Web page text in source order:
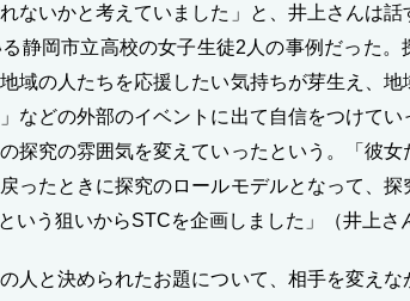
ないかと考えていました」と、井上さんは
静岡市立高校の女子生徒2人の事例だった。
域の人たちを応援したい気持ちが芽生え、地
などの外部のイベントに出て自信をつけて
探究の雰囲気を変えていったという。「彼
ったときに探究のロールモデルとなって、探
う狙いからSTCを企画しました」（井上さ
人と決められたお題について、相手を変えな